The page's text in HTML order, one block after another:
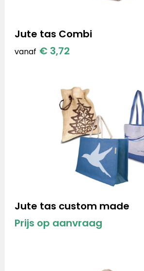
Jute tas Combi
vanaf € 3,72
Jute tas custom made
Prijs op aanvraag